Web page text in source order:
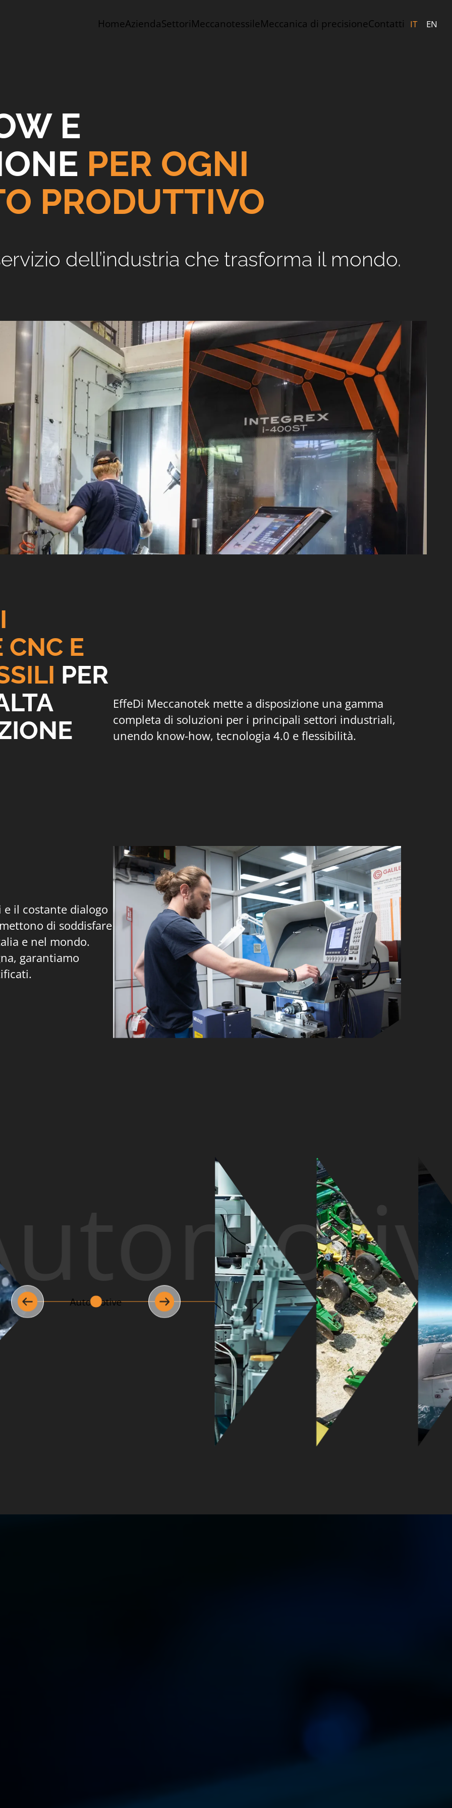
HomeAziendaSettoriMeccanotessileMeccanica di precisioneContatti IT EN
E
PER OGNI
PRODUTTIVO
dell’industria che trasforma il mondo.
CNC E
PER
EffeDi Meccanotek mette a disposizione una gamma
completa di soluzioni per i principali settori industriali,
unendo know-how, tecnologia 4.0 e flessibilità.
il costante dialogo
di soddisfare
e nel mondo.
garantiamo
Automotive Medicale